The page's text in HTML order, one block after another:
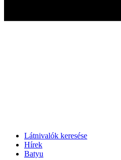
Látnivalók keresése
Hírek
Batyu